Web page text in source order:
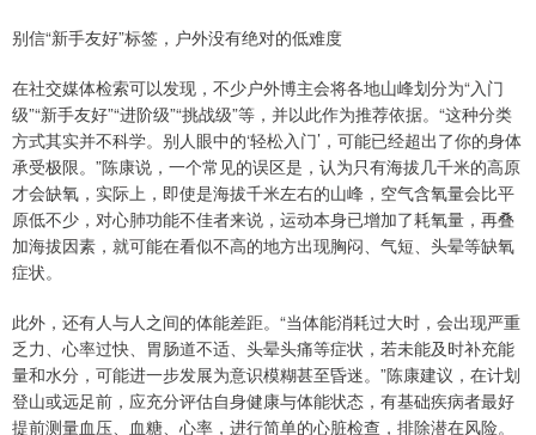
别信“新手友好”标签，户外没有绝对的低难度
在社交媒体检索可以发现，不少户外博主会将各地山峰划分为“入门
级”“新手友好”“进阶级”“挑战级”等，并以此作为推荐依据。“这种分类
方式其实并不科学。别人眼中的‘轻松入门’，可能已经超出了你的身体
承受极限。”陈康说，一个常见的误区是，认为只有海拔几千米的高原
才会缺氧，实际上，即使是海拔千米左右的山峰，空气含氧量会比平
原低不少，对心肺功能不佳者来说，运动本身已增加了耗氧量，再叠
加海拔因素，就可能在看似不高的地方出现胸闷、气短、头晕等缺氧
症状。
此外，还有人与人之间的体能差距。“当体能消耗过大时，会出现严重
乏力、心率过快、胃肠道不适、头晕头痛等症状，若未能及时补充能
量和水分，可能进一步发展为意识模糊甚至昏迷。”陈康建议，在计划
登山或远足前，应充分评估自身健康与体能状态，有基础疾病者最好
提前测量血压、血糖、心率，进行简单的心脏检查，排除潜在风险。